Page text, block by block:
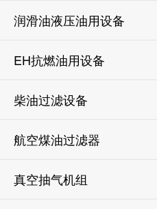
润滑油液压油用设备
EH抗燃油用设备
柴油过滤设备
航空煤油过滤器
真空抽气机组